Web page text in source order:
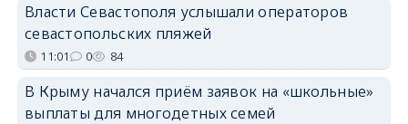
Власти Севастополя услышали операторов
севастопольских пляжей
11:01 0 84
В Крыму начался приём заявок на «школьные»
выплаты для многодетных семей